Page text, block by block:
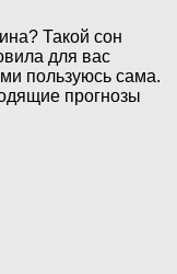
Такой сон
для вас
пользуюсь сама.
прогнозы